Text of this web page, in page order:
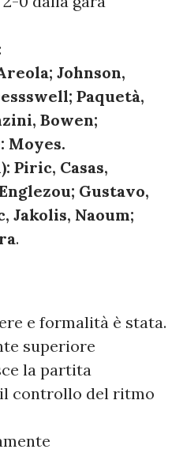
Johnson,
Paquetà,
Bowen;
: Moyes.
Piric, Casas,
Gustavo,
Jakolis, Naoum;
.
e formalità è stata.
superiore
la partita
controllo del ritmo